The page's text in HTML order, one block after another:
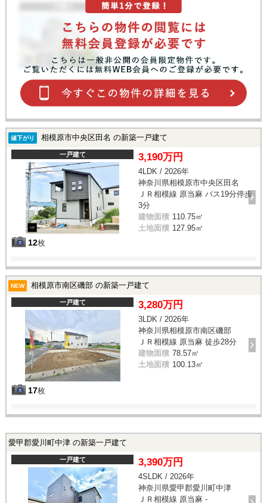
値下がり 相模原市中央区田名 の新築一戸建て
一戸建て
12枚
3,190万円
4LDK / 2026年
神奈川県相模原市中央区田名
ＪＲ相模線 原当麻 バス19分停歩
3分
建物面積 110.75㎡
土地面積 127.95㎡
NEW 相模原市南区磯部 の新築一戸建て
一戸建て
17枚
3,280万円
3LDK / 2026年
神奈川県相模原市南区磯部
ＪＲ相模線 原当麻 徒歩28分
建物面積 78.57㎡
土地面積 100.13㎡
愛甲郡愛川町中津 の新築一戸建て
一戸建て 3,390万円
4SLDK / 2026年
神奈川県愛甲郡愛川町中津
ＪＲ相模線 原当麻 -